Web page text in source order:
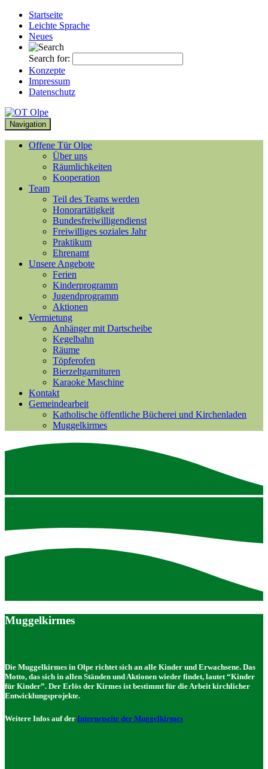
Startseite
Leichte Sprache
Neues
Search for:
Konzepte
Impressum
Datenschutz
Navigation
Offene Tür Olpe
Über uns
Räumlichkeiten
Kooperation
Team
Teil des Teams werden
Honorartätigkeit
Bundesfreiwilligendienst
Freiwilliges soziales Jahr
Praktikum
Ehrenamt
Unsere Angebote
Ferien
Kinderprogramm
Jugendprogramm
Aktionen
Vermietung
Anhänger mit Dartscheibe
Kegelbahn
Räume
Töpferofen
Bierzeltgarnituren
Karaoke Maschine
Kontakt
Gemeindearbeit
Katholische öffentliche Bücherei und Kirchenladen
Muggelkirmes
Muggelkirmes
Die Muggelkirmes in Olpe richtet sich an alle Kinder und Erwachsene. Das
Motto, das sich in allen Ständen und Aktionen wieder findet, lautet “Kinder
für Kinder”. Der Erlös der Kirmes ist bestimmt für die Arbeit kirchlicher
Entwicklungsprojekte.
Weitere Infos auf der Internetseite der Muggelkirmes